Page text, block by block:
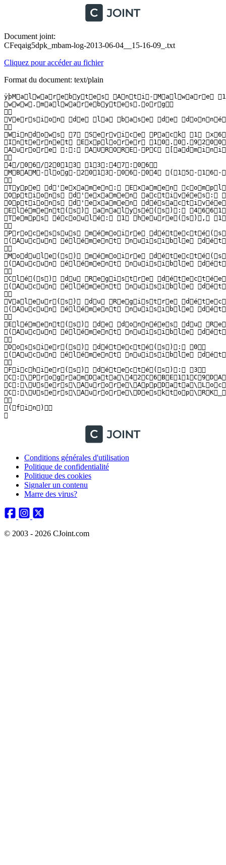
Document joint:
CFeqaig5dpk_mbam-log-2013-06-04__15-16-09_.txt
Cliquez pour accéder au fichier
Format du document: text/plain
ÿþM a l w a r e b y t e s   A n t i - M a l w a r e 
 w w w . m a l w a r e b y t e s . o r g  
  
 V e r s i o n   d e   l a   b a s e   d e 
  
 W i n d o w s   7   S e r v i c e   P a c k   1 
 I n t e r n e t   E x p l o r e r 
 A u r o r e   : :   A U R O R E - P C 
  
 4 / 0 6 / 2 0 1 3   1 3 : 4 7 : 0 6  
 M B A M - l o g - 2 0 1 3 - 0 6 - 0 4   ( 1 5 - 1 6 -
  
 T y p e   d ' e x a m e n :   E x a m e n 
 O p t i o n s   d ' e x a m e n 
 O p t i o n s   d ' e x a m e n 
 E l é m e n t ( s )   a n a l y s é ( s ) : 
 T e m p s   é c o u l é :   1   h e u r e ( s ) , 
  
 P r o c e s s u s   m é m o i r e 
 ( A u c u n   é l é m e n t   n u i s i b l e 
  
 M o d u l e ( s )   m é m o i r e 
 ( A u c u n   é l é m e n t   n u i s i b l e 
  
 C l é ( s )   d u   R e g i s t r e 
 ( A u c u n   é l é m e n t   n u i s i b l e 
  
 V a l e u r ( s )   d u   R e g i s t r e 
 ( A u c u n   é l é m e n t   n u i s i b l e 
  
 E l é m e n t ( s )   d e   d o n n é e s   d u 
 ( A u c u n   é l é m e n t   n u i s i b l e 
  
 D o s s i e r ( s )   d é t e c t é ( s ) :   0  
 ( A u c u n   é l é m e n t   n u i s i b l e 
  
 F i c h i e r ( s )   d é t e c t é ( s ) :   3  
  
 ( f i n )  
 
Conditions générales d'utilisation
Politique de confidentialité
Politique des cookies
Signaler un contenu
Marre des virus?
© 2003 - 2026 CJoint.com